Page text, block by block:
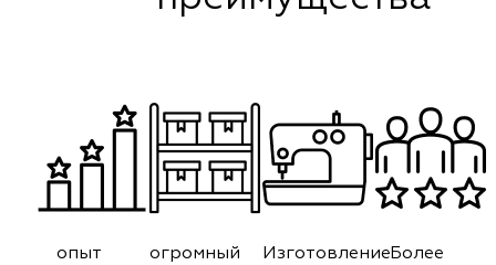
опыт
огромный
ИзготовлениеБолее